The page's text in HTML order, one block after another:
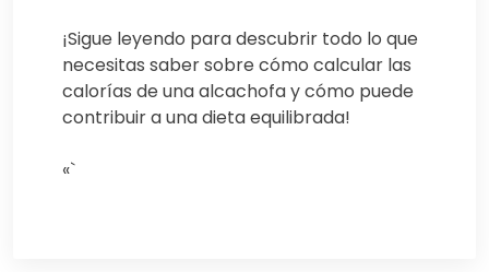
¡Sigue leyendo para descubrir todo lo que
necesitas saber sobre cómo calcular las
calorías de una alcachofa y cómo puede
contribuir a una dieta equilibrada!
«`